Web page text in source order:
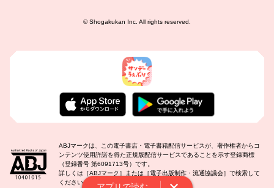
©Shogakukan Inc. All rights reserved.
ABJマークは、この電子書店・電子書籍配信サービスが、著作権者からコ
ンテンツ使用許諾を得た正規版配信サービスであることを示す登録商標
（登録番号 第6091713号）です。
詳しくは［ABJマーク］または［電子出版制作・流通協議会］で検索して
ください。